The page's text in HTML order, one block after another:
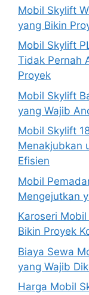
Mobil Skylift
yang Bikin
Mobil Skylift
Tidak Pernah
Proyek
Mobil Skylift
yang Wajib
Mobil Skylift
Menakjubkan
Efisien
Mobil
Mengejutkan
Karoseri
Bikin Proyek
Biaya Sewa
yang Wajib
Harga Mobil